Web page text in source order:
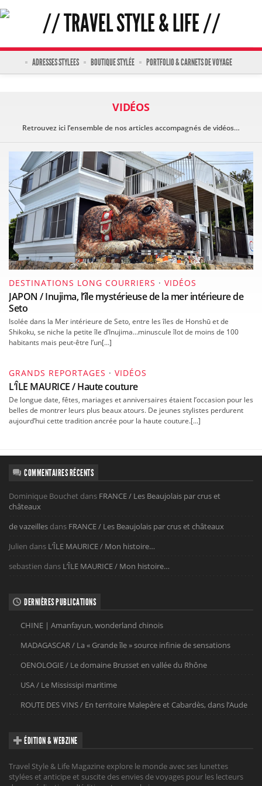
ADRESSES STYLEES BOUTIQUE STYLÉE PORTFOLIO & CARNETS DE VOYAGE
VIDÉOS
Retrouvez ici l’ensemble de nos articles accompagnés de vidéos…
DESTINATIONS LONG COURRIERS · VIDÉOS
JAPON / Inujima, l’île mystérieuse de la mer intérieure de
Seto
Isolée dans la Mer intérieure de Seto, entre les îles de Honshū et de
Shikoku, se niche la petite île d’Inujima…minuscule îlot de moins de 100
habitants mais peut-être l’un[…]
GRANDS REPORTAGES · VIDÉOS
L’ÎLE MAURICE / Haute couture
De longue date, fêtes, mariages et anniversaires étaient l’occasion pour les
belles de montrer leurs plus beaux atours. De jeunes stylistes perdurent
aujourd’hui cette tradition ancrée pour la haute couture.[…]
COMMENTAIRES RÉCENTS
Dominique Bouchet dans FRANCE / Les Beaujolais par crus et
châteaux
de vazeilles dans FRANCE / Les Beaujolais par crus et châteaux
Julien dans L’ÎLE MAURICE / Mon histoire…
sebastien dans L’ÎLE MAURICE / Mon histoire…
DERNIÈRES PUBLICATIONS
CHINE | Amanfayun, wonderland chinois
MADAGASCAR / La « Grande île » source infinie de sensations
OENOLOGIE / Le domaine Brusset en vallée du Rhône
USA / Le Mississipi maritime
ROUTE DES VINS / En territoire Malepère et Cabardès, dans l’Aude
ÉDITION & WEBZINE
Travel Style & Life Magazine explore le monde avec ses lunettes
stylées et anticipe et suscite des envies de voyages pour les lecteurs